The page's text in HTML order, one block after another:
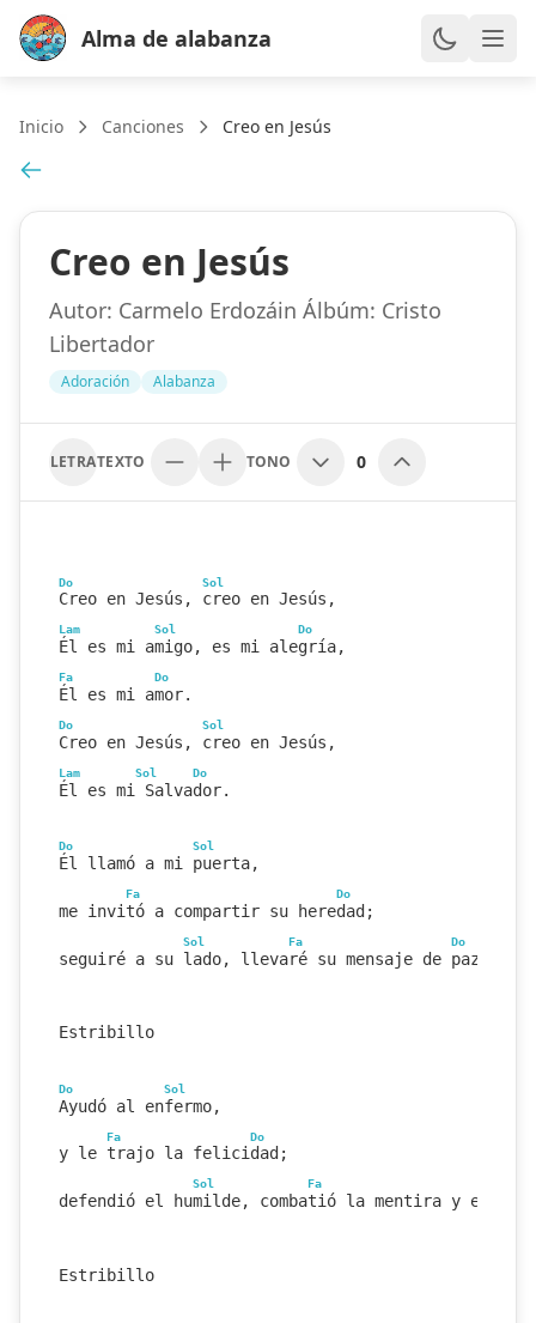
Alma de alabanza
Inicio Canciones Creo en Jesús
Creo en Jesús
Autor: Carmelo Erdozáin Álbúm: Cristo
Libertador
Adoración Alabanza
LETRATEXTO TONO 0
Do Sol
Creo en Jesús, creo en Jesús,
Lam Sol Do
Él es mi amigo, es mi alegría,
Fa Do
Él es mi amor.
Do Sol
Creo en Jesús, creo en Jesús,
Lam Sol Do
Él es mi Salvador.
Do Sol
Él llamó a mi puerta,
Fa Do
me invitó a compartir su heredad;
Sol Fa Do
seguiré a su lado, llevaré su mensaje de paz.
Estribillo
Do Sol
Ayudó al enfermo,
Fa Do
y le trajo la felicidad;
Sol Fa
defendió el humilde, combatió la mentira y el mal.
Estribillo